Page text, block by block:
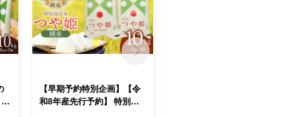
【早期予約特別企画】【令
和8年産先行予約】 特別栽